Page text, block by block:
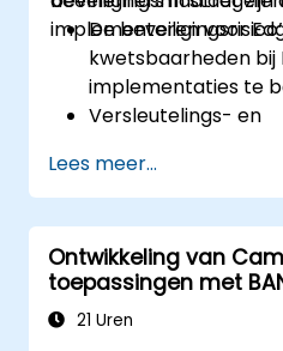
implementeren voor
De
kwetsbaarheden bij
implementaties te
Versleutelings- en
bescherming van
Robuuste Edge AI-
ontwerpen die
cyberdreigingen.
Veilige strategieën
implementeren van
Lees meer...
Ontwikkeling van
toepassingen met
21 Uren